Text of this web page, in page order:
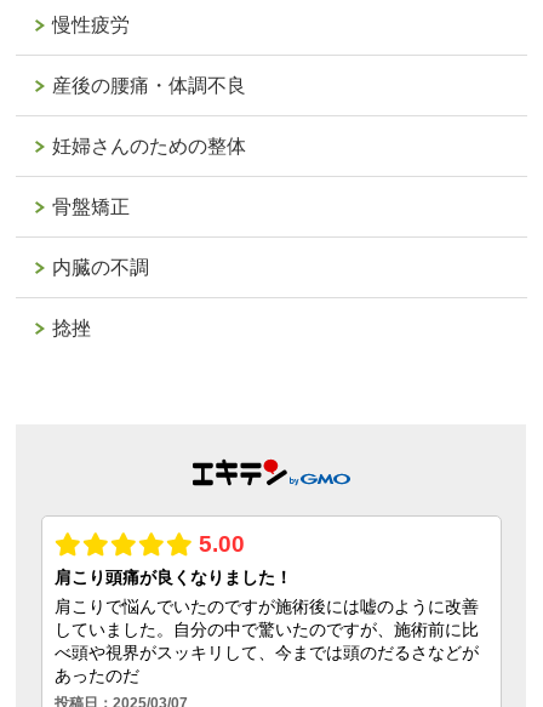
慢性疲労
産後の腰痛・体調不良
妊婦さんのための整体
骨盤矯正
内臓の不調
捻挫